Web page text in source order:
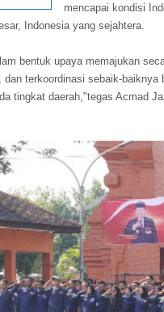
mencapai kondisi
Indonesia yang sejahtera.
bentuk upaya memajukan
terkoordinasi sebaik-baiknya
tingkat daerah,"tegas Acmad